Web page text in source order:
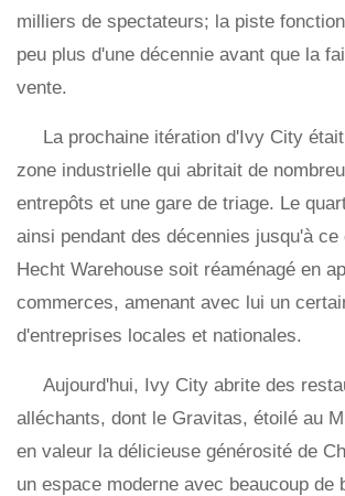
milliers de spectateurs; la piste
peu plus d'une décennie avant que la
vente.
La prochaine itération d'Ivy City
zone industrielle qui abritait de
entrepôts et une gare de triage. Le
ainsi pendant des décennies jusqu'à ce
Hecht Warehouse soit réaménagé en
commerces, amenant avec lui un
d'entreprises locales et nationales.
Aujourd'hui, Ivy City abrite des
alléchants, dont le Gravitas, étoilé au
en valeur la délicieuse générosité de
un espace moderne avec beaucoup de